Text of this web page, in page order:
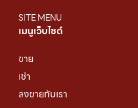
SITE MENU
เมนูเว็บไซต์
ขาย
เช่า
ลงขายกับเรา